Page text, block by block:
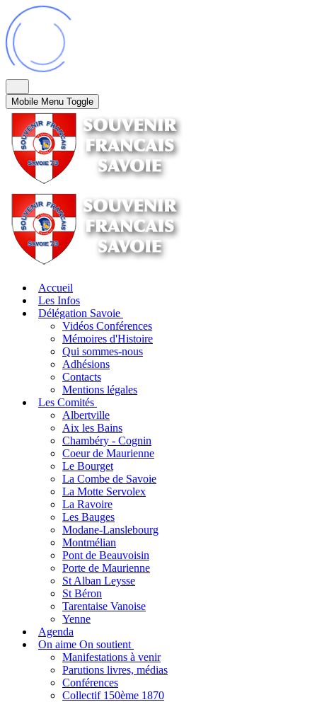
Mobile Menu Toggle
Accueil
Les Infos
Délégation Savoie
Vidéos Conférences
Mémoires d'Histoire
Qui sommes-nous
Adhésions
Contacts
Mentions légales
Les Comités
Albertville
Aix les Bains
Chambéry - Cognin
Coeur de Maurienne
Le Bourget
La Combe de Savoie
La Motte Servolex
La Ravoire
Les Bauges
Modane-Lanslebourg
Montmélian
Pont de Beauvoisin
Porte de Maurienne
St Alban Leysse
St Béron
Tarentaise Vanoise
Yenne
Agenda
On aime On soutient
Manifestations à venir
Parutions livres, médias
Conférences
Collectif 150ème 1870